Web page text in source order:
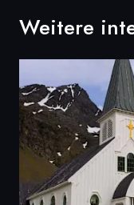
Weitere